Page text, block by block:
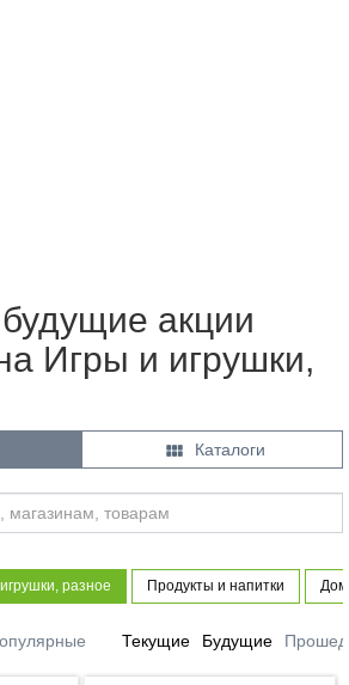
акции
Игры и игрушки,
 Каталоги
разное Продукты и напитки Дом
Текущие Будущие